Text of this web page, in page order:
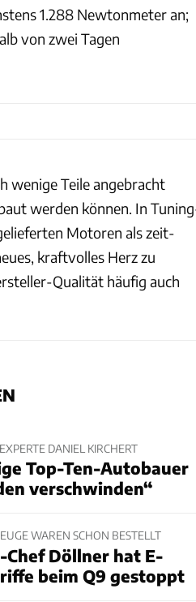
1.288 Newtonmeter an;
von zwei Tagen
wenige Teile angebracht
werden können. In
Motoren als zeit-
kraftvolles Herz zu
Qualität häufig auch
DANIEL KIRCHERT
Top-Ten-Autobauer
verschwinden“
WAREN SCHON BESTELLT
Chef Döllner hat E-
beim Q9 gestoppt